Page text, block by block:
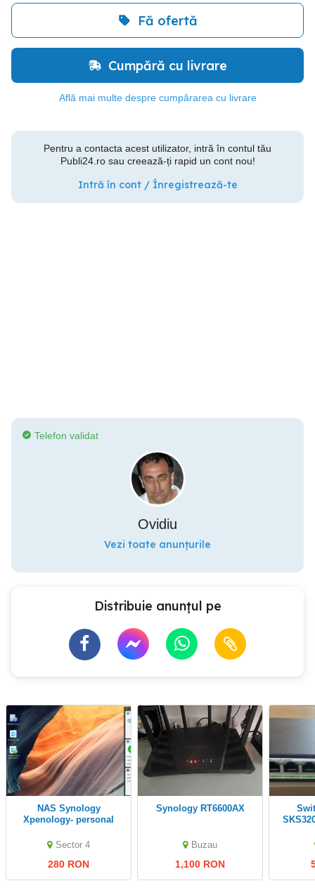
Fă ofertă
Cumpără cu livrare
Află mai multe despre cumpărarea cu livrare
Pentru a contacta acest utilizator, intră în contul tău
Publi24.ro sau creează-ți rapid un cont nou!
Intră în cont / Înregistrează-te
Telefon validat
Ovidiu
Vezi toate anunțurile
Distribuie anunțul pe
NAS Synology
Xpenology- personal
Sector 4
280 RON
Synology RT6600AX
Buzau
1,100 RON
Switch XikeStor